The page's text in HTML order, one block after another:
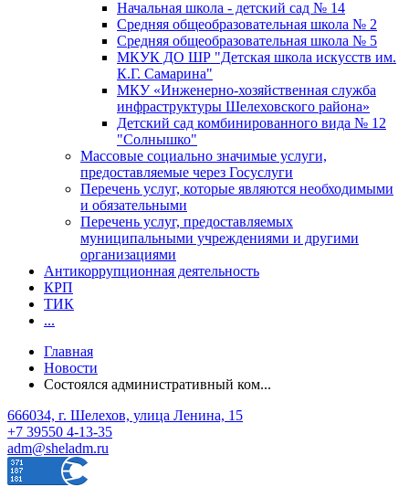
Начальная школа - детский сад № 14
Средняя общеобразовательная школа № 2
Средняя общеобразовательная школа № 5
МКУК ДО ШР "Детская школа искусств им.
К.Г. Самарина"
МКУ «Инженерно-хозяйственная служба
инфраструктуры Шелеховского района»
Детский сад комбинированного вида № 12
"Солнышко"
Массовые социально значимые услуги,
предоставляемые через Госуслуги
Перечень услуг, которые являются необходимыми
и обязательными
Перечень услуг, предоставляемых
муниципальными учреждениями и другими
организациями
Антикоррупционная деятельность
КРП
ТИК
...
Главная
Новости
Состоялся административный ком...
666034, г. Шелехов, улица Ленина, 15
+7 39550 4-13-35
adm@sheladm.ru